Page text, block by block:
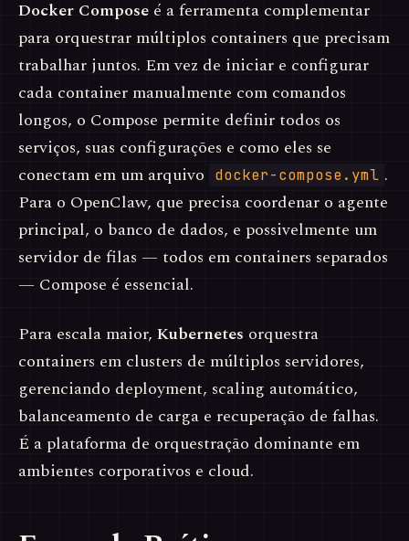
Docker Compose é a ferramenta complementar
para orquestrar múltiplos containers que precisam
trabalhar juntos. Em vez de iniciar e configurar
cada container manualmente com comandos
longos, o Compose permite definir todos os
serviços, suas configurações e como eles se
conectam em um arquivo
docker-compose.yml .
Para o OpenClaw, que precisa coordenar o agente
principal, o banco de dados, e possivelmente um
servidor de filas — todos em containers separados
— Compose é essencial.
Para escala maior, Kubernetes orquestra
containers em clusters de múltiplos servidores,
gerenciando deployment, scaling automático,
balanceamento de carga e recuperação de falhas.
É a plataforma de orquestração dominante em
ambientes corporativos e cloud.